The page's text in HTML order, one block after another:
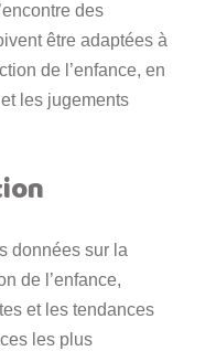
des
être adaptées à
de l’enfance, en
les jugements
données sur la
de l’enfance,
et les tendances
les plus